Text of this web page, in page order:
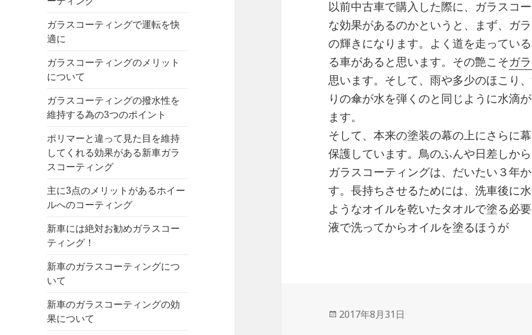
ガラスコーティングで運転を快
適に
ガラスコーティングのメリット
について
ガラスコーティングの撥水性を
維持する為の3つのポイント
ポリマーと違って見た目を維持
してくれる効果がある新車ガラ
スコーティング
主に3点のメリットがあるホイー
ルへのコーティング
新車には絶対お勧めガラスコー
ティング！
新車のガラスコーティングにつ
いて
新車のガラスコーティングの効
果について
以前中古車で購入した際に、ガラスコ
な効果があるのかというと、まず、ガ
の輝きになります。よく道を走ってい
る車があると思います。その艶こそガ
思います。そして、雨や多少のほこり
りの傘が水を弾くのと同じように水滴
ます。
そして、本来の塗装の幕の上にさらに
保護しています。鳥のふんや日差しか
ガラスコーティングは、だいたい３年
す。長持ちさせるためには、洗車後に
ようなオイルを乾いたタオルで塗る必
液で洗ってからオイルを塗るほうが
投
2017年8月31日